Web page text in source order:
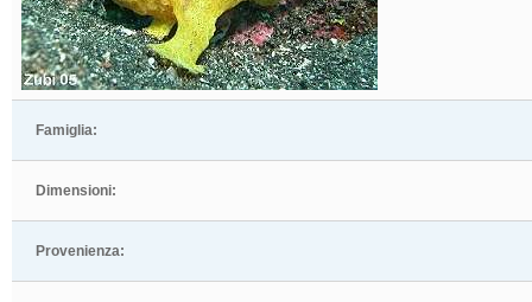
Famiglia:
Dimensioni:
Provenienza: